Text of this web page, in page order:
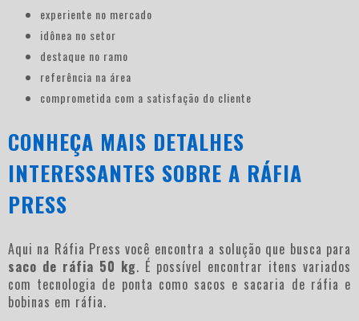
experiente no mercado
idônea no setor
destaque no ramo
referência na área
comprometida com a satisfação do cliente
CONHEÇA MAIS DETALHES
INTERESSANTES SOBRE A RÁFIA
PRESS
Aqui na Ráfia Press você encontra a solução que busca para
saco de ráfia 50 kg. É possível encontrar itens variados
com tecnologia de ponta como sacos e sacaria de ráfia e
bobinas em ráfia.